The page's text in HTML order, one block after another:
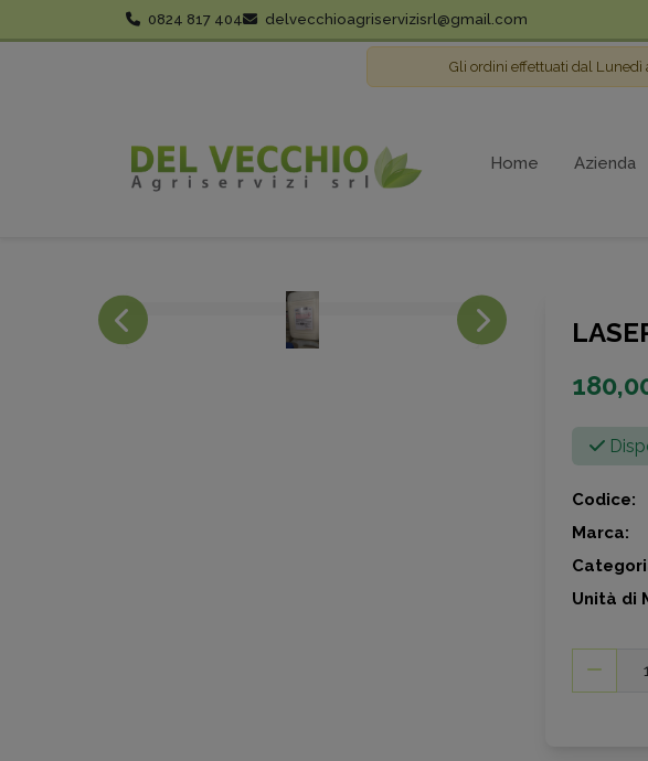
0824 817 404 delvecchioagriservizisrl@gmail.com
Gli ordini effettuati dal Lunedì
Home Azienda
Codice:
Marca:
Unità di